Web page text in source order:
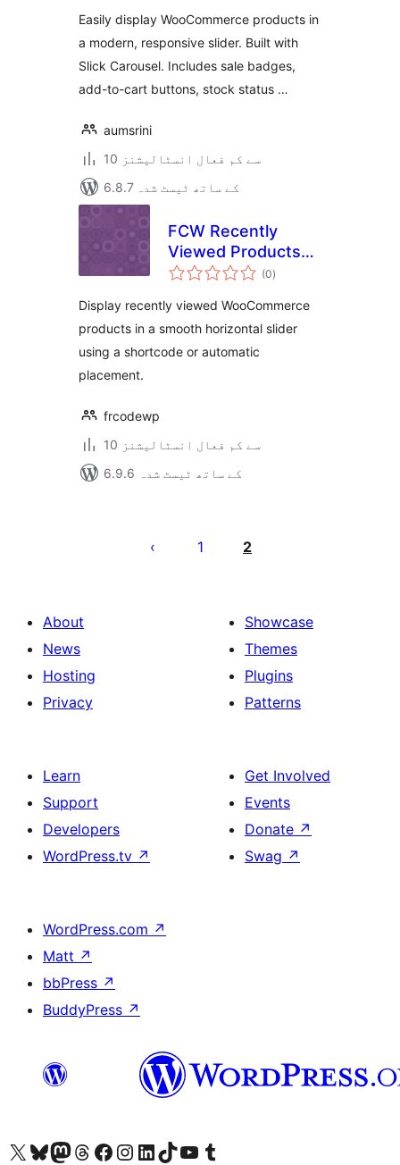
Easily display WooCommerce products in
a modern, responsive slider. Built with
Slick Carousel. Includes sale badges,
add-to-cart buttons, stock status …
aumsrini
10 سے کم فعال انسٹالیشنز
6.8.7 کے ساتھ ٹیسٹ شدہ
FCW Recently
Viewed Products
Slider for
(0مجموعی
درجہ
)
Display recently viewed WooCommerce
products in a smooth horizontal slider
using a shortcode or automatic
placement.
frcodewp
10 سے کم فعال انسٹالیشنز
6.9.6 کے ساتھ ٹیسٹ شدہ
pagination
1 2
About
News
Hosting
Privacy
Showcase
Themes
Plugins
Patterns
Learn
Support
Developers
WordPress.tv ↗
Get Involved
Events
Donate ↗
Swag ↗
WordPress.com ↗
Matt ↗
bbPress ↗
BuddyPress ↗
Visit our X (formerly Twitter) account
ہمارے بلیواسکائی اکاؤنٹ پر جائیں
Visit our Mastodon account
ہمارے ٹھریڈز اکاؤنٹ پر جائیں
Visit our Facebook page
Visit our Instagram account
Visit our LinkedIn account
ہمارے ٹک ٹاک اکاؤنٹ پر جائیں
Visit our YouTube channel
ہمارے ٹمبلر اکاؤنٹ پر جائیں